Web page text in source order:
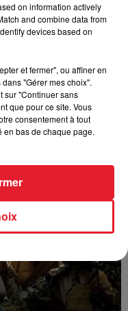
on information actively
and combine data from
devices based on
et fermer", ou affiner en
"Gérer mes choix".
sur "Continuer sans
que pour ce site. Vous
consentement à tout
en bas de chaque page.